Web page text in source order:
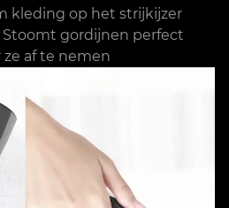
kleding op het strijkijzer
Stoomt gordijnen perfect
ze af te nemen